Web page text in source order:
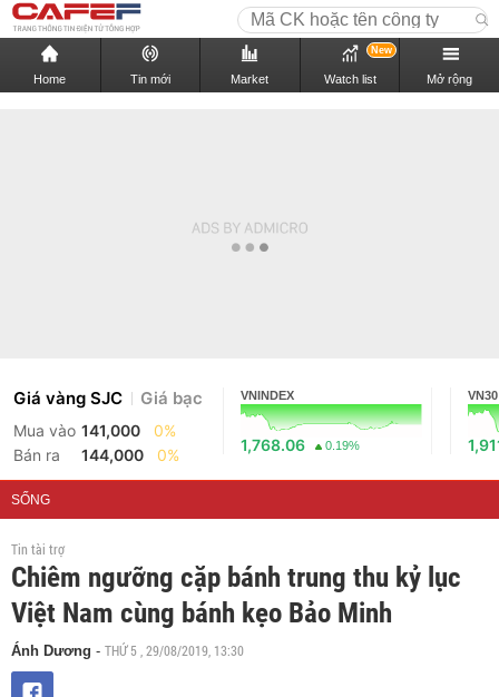
Home Tin mới Market Watch list
New
Mở rộng
Giá vàng SJC Giá bạc
Mua vào 141,000
0%
Bán ra
144,000 0%
VNINDEX
1,768.06 0.19%
VN30
SỐNG
Tin tài trợ
Chiêm ngưỡng cặp bánh trung thu kỷ lục
Việt Nam cùng bánh kẹo Bảo Minh
Ánh Dương - THỨ 5 , 29/08/2019, 13:30